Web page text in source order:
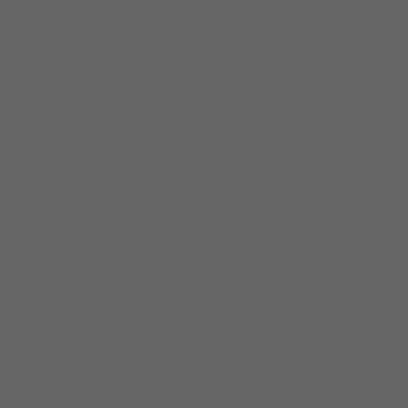
danych na podstawie
oparciu o stosowną podstawę
zbierane są przez naszych
ich przetwarzania. Możesz
praw wymienionych
podstawie prawnej.
do Twoich zainteresowań,